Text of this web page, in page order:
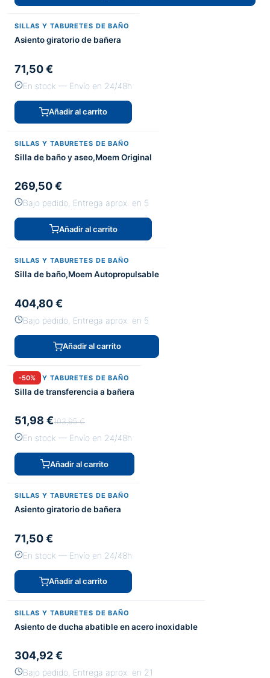
SILLAS Y TABURETES DE BAÑO
Asiento giratorio de bañera
71,50 €
En stock — Envío en 24/48h
Añadir al carrito
SILLAS Y TABURETES DE BAÑO
Silla de baño y aseo,Moem Original
269,50 €
Bajo pedido, Entrega aprox. en 5
Añadir al carrito
SILLAS Y TABURETES DE BAÑO
Silla de baño,Moem Autopropulsable
404,80 €
Bajo pedido, Entrega aprox. en 5
Añadir al carrito
-50%
SILLAS Y TABURETES DE BAÑO
Silla de transferencia a bañera
51,98 €103,95 €
En stock — Envío en 24/48h
Añadir al carrito
SILLAS Y TABURETES DE BAÑO
Asiento giratorio de bañera
71,50 €
En stock — Envío en 24/48h
Añadir al carrito
SILLAS Y TABURETES DE BAÑO
Asiento de ducha abatible en acero inoxidable
304,92 €
Bajo pedido, Entrega aprox. en 21